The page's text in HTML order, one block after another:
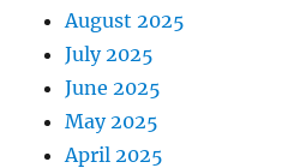
August 2025
July 2025
June 2025
May 2025
April 2025